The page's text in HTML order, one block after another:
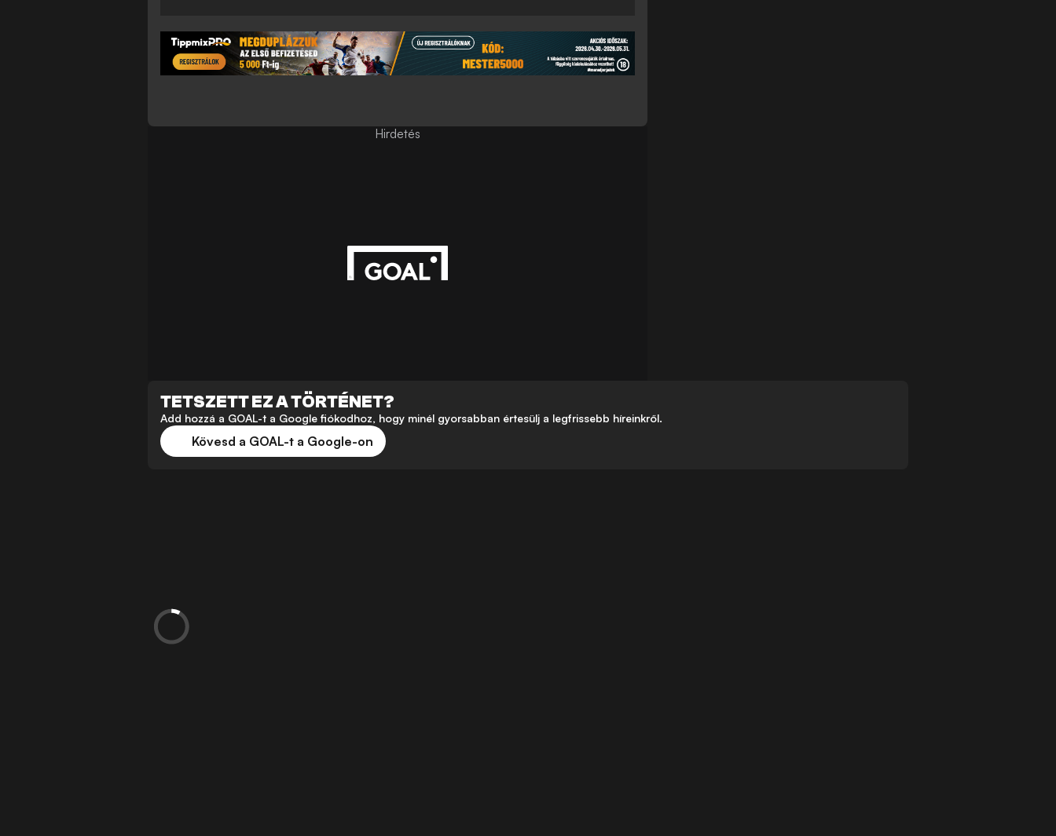
Hirdetés
TETSZETT EZ A TÖRTÉNET?
Add hozzá a GOAL-t a Google fiókodhoz, hogy minél gyorsabban értesülj a legfrissebb híreinkről.
Kövesd a GOAL-t a Google-on